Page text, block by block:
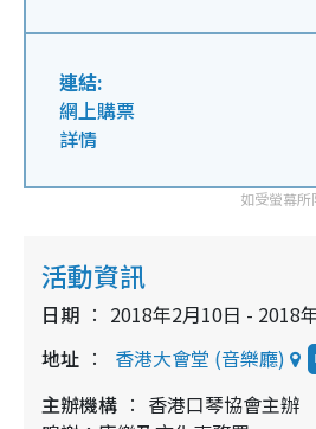
連結:
網上購票
詳情
活動資訊
日期
2018年2月10日 - 2018
地址
香港大會堂 (音樂廳)
主辦機構
香港口琴協會主辦